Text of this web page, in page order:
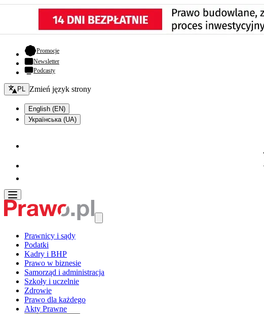
Promocje- otwiera się w nowej karcie
Newsletter
Podcasty
Zmień język - bieżący:
PL Zmień język strony
English (EN)
Українська (UA)
Prawnicy i sądy
Podatki
Kadry i BHP
Prawo w biznesie
Samorząd i administracja
Szkoły i uczelnie
Zdrowie
Prawo dla każdego
Akty Prawne